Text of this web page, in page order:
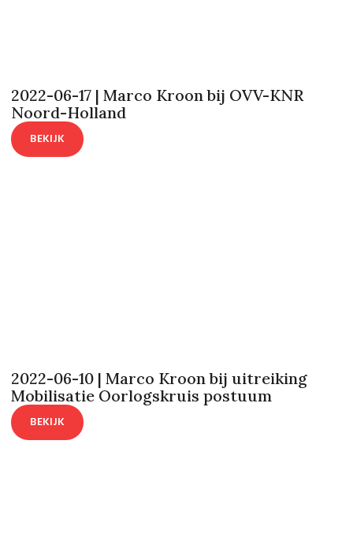
2022-06-17 | Marco Kroon bij OVV-KNR
Noord-Holland
BEKIJK
2022-06-10 | Marco Kroon bij uitreiking
Mobilisatie Oorlogskruis postuum
BEKIJK